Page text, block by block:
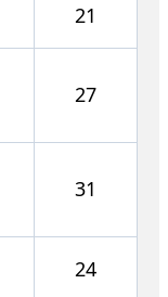
21
27
31
24